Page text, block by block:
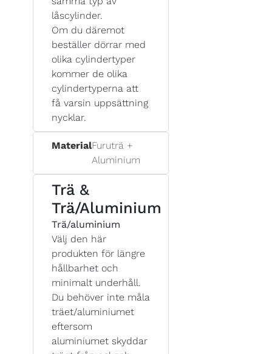
låscylinder.
Om du däremot
beställer dörrar med
olika cylindertyper
kommer de olika
cylindertyperna att
få varsin uppsättning
nycklar.
MaterialFuruträ +
Aluminium
Trä &
Trä/Aluminium
Trä/aluminium
Välj den här
produkten för längre
hållbarhet och
minimalt underhåll.
Du behöver inte måla
träet/aluminiumet
eftersom
aluminiumet skyddar